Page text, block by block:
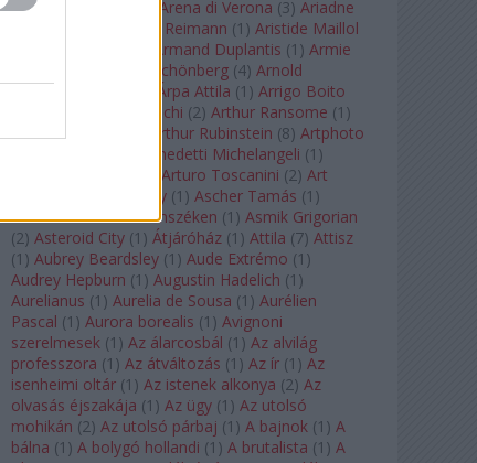
Arcangelo Corelli
Arena di Verona (3) Ariadne
Aribert Reimann (1 ) Aristide Maillol
Armand Duplantis (1 ) Armie
Arnold Schönberg (4) Arnold
Schwarzenegger
Árpa Attila (1 ) Arrigo Boito
Artemisia Gentileschi (2) Arthur Ransome (1 )
Arthur Rimbaud
Arthur Rubinstein (8) Artphoto
Arturo Benedetti Michelangeli (1 )
Arturo Toscanini (2) Art
Art Shay (1 ) Ascher Tamás (1 )
Ascher Tamás Háromszéken (1 ) Asmik Grigorian
(2) Asteroid City (1 ) Átjáróház (1 ) Attila (7) Attisz
(1 ) Aubrey Beardsley (1 ) Aude Extrémo (1 )
Audrey Hepburn (1 ) Augustin Hadelich (1 )
Aurelianus (1 ) Aurelia de Sousa (1 ) Aurélien
Pascal (1 ) Aurora borealis (1 ) Avignoni
szerelmesek (1 ) Az álarcosbál (1 ) Az alvilág
professzora (1 ) Az átváltozás (1 ) Az ír (1 ) Az
isenheimi oltár (1 ) Az istenek alkonya (2) Az
olvasás éjszakája (1 ) Az ügy (1 ) Az utolsó
mohikán (2) Az utolsó párbaj (1 ) A bajnok (1 ) A
bálna (1 ) A bolygó hollandi (1 ) A brutalista (1 ) A